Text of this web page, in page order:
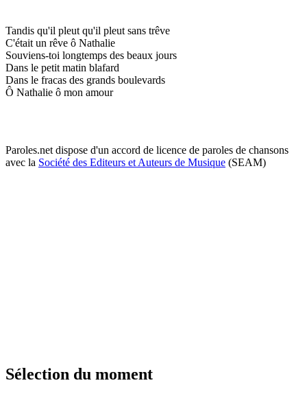
Tandis qu'il pleut qu'il pleut sans trêve
C'était un rêve ô Nathalie
Souviens-toi longtemps des beaux jours
Dans le petit matin blafard
Dans le fracas des grands boulevards
Ô Nathalie ô mon amour
Paroles.net dispose d'un accord de licence de paroles de chansons
avec la Société des Editeurs et Auteurs de Musique (SEAM)
Sélection du moment